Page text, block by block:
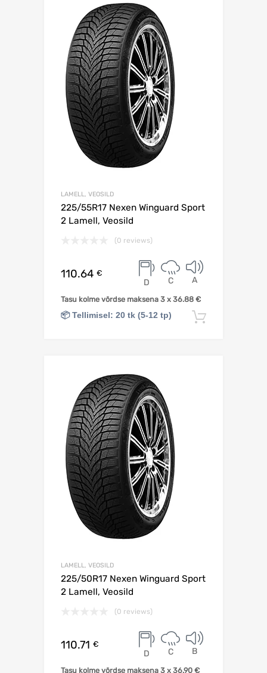
LAMELL, VEOSILD
225/55R17 Nexen Winguard Sport
2 Lamell, Veosild
(0 reviews)
110.64 €
D C A
Tasu kolme võrdse maksena 3 x 36.88 €
📦 Tellimisel: 20 tk (5-12 tp)
LAMELL, VEOSILD
225/50R17 Nexen Winguard Sport
2 Lamell, Veosild
(0 reviews)
110.71 €
D C B
Tasu kolme võrdse maksena 3 x 36.90 €